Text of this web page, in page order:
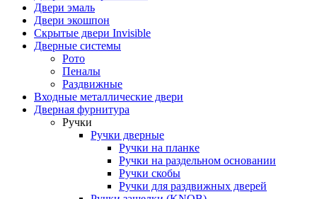
Двери эмаль
Двери экошпон
Скрытые двери Invisible
Дверные системы
Рото
Пеналы
Раздвижные
Входные металлические двери
Дверная фурнитура
Ручки
Ручки дверные
Ручки на планке
Ручки на раздельном основании
Ручки скобы
Ручки для раздвижных дверей